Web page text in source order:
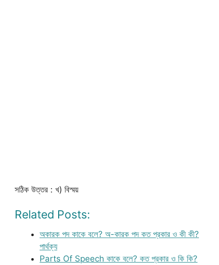
সঠিক উত্তর : খ) বিস্ময়
Related Posts:
অকারক পদ কাকে বলে? অ-কারক পদ কত প্রকার ও কী কী?
পার্থক্য
Parts Of Speech কাকে বলে? কত প্রকার ও কি কি?